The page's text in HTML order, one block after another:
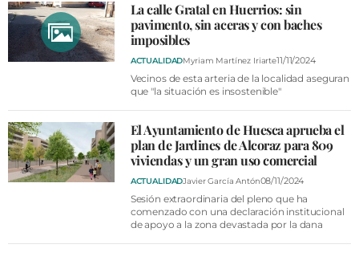
La calle Gratal en Huerrios: sin
pavimento, sin aceras y con baches
imposibles
ACTUALIDADMyriam Martínez Iriarte11/11/2024
Vecinos de esta arteria de la localidad aseguran
que "la situación es insostenible"
El Ayuntamiento de Huesca aprueba el
plan de Jardines de Alcoraz para 809
viviendas y un gran uso comercial
ACTUALIDADJavier García Antón08/11/2024
Sesión extraordinaria del pleno que ha
comenzado con una declaración institucional
de apoyo a la zona devastada por la dana